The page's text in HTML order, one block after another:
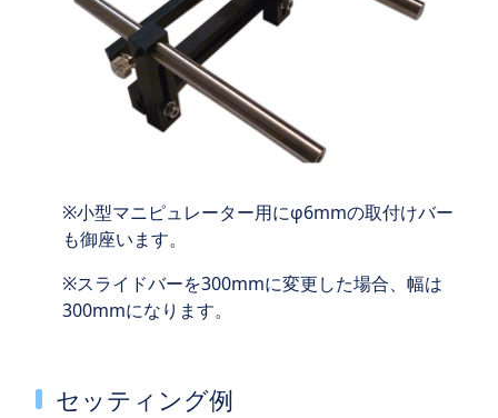
小型マニピュレーター用にφ6mmの取付けバー
も御座います。
スライドバーを300mmに変更した場合、幅は
300mmになります。
セッティング例